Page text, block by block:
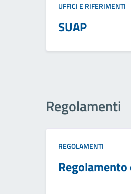
UFFICI E RIFERIMENTI
SUAP
Regolamenti
REGOLAMENTI